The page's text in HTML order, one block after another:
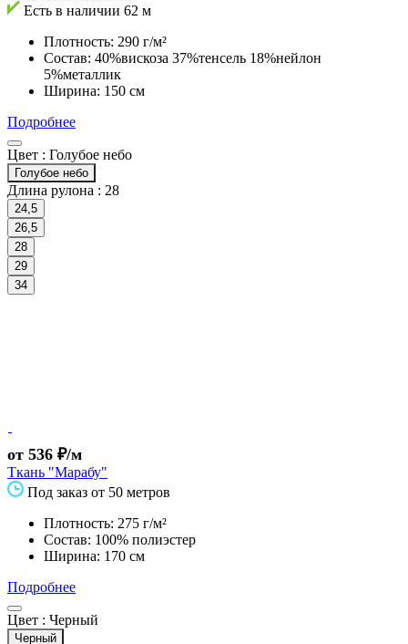
Есть в наличии 62 м
Плотность: 290 г/м²
Состав: 40%вискоза 37%тенсель 18%нейлон
5%металлик
Ширина: 150 см
Подробнее
Цвет : Голубое небо
Голубое небо
Длина рулона : 28
24,5
26,5
28
29
34
от 536 ₽/м
Ткань "Марабу"
Под заказ от 50 метров
Плотность: 275 г/м²
Состав: 100% полиэстер
Ширина: 170 см
Подробнее
Цвет : Черный
Черный